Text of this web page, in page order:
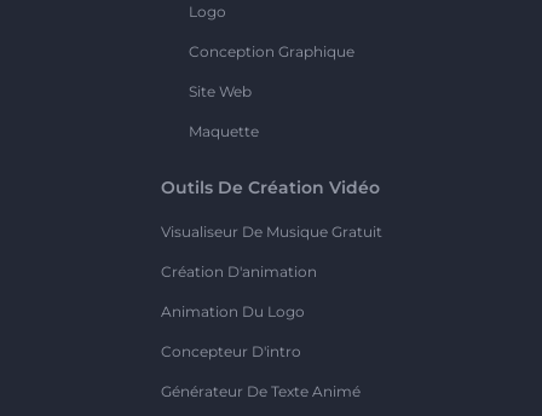
Logo
Conception Graphique
Site Web
Maquette
Outils De Création Vidéo
Visualiseur De Musique Gratuit
Création D'animation
Animation Du Logo
Concepteur D'intro
Générateur De Texte Animé